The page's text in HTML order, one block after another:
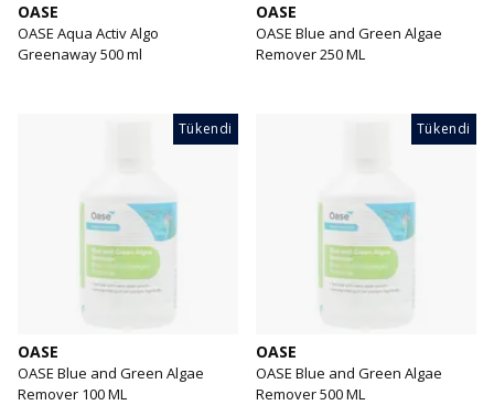
OASE
OASE Aqua Activ Algo
Greenaway 500 ml
OASE
OASE Blue and Green Algae
Remover 250 ML
Tükendi
OASE
OASE Blue and Green Algae
Remover 100 ML
Tükendi
OASE
OASE Blue and Green Algae
Remover 500 ML